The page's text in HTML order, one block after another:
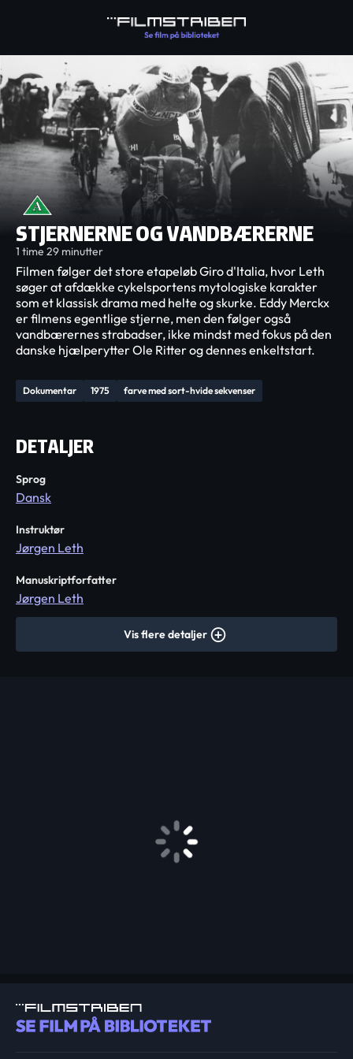
STJERNERNE OG VANDBÆRERNE
1 time 29 minutter
Dokumentar 1975 farve med sort-hvide sekvenser
Filmen følger det store etapeløb Giro d'Italia, hvor Leth
søger at afdække cykelsportens mytologiske karakter
som et klassisk drama med helte og skurke. Eddy Merckx
er filmens egentlige stjerne, men den følger også
vandbærernes strabadser, ikke mindst med fokus på den
danske hjælperytter Ole Ritter og dennes enkeltstart.
DETALJER
Sprog
Dansk
Instruktør
Jørgen Leth
Manuskriptforfatter
Jørgen Leth
Vis flere detaljer